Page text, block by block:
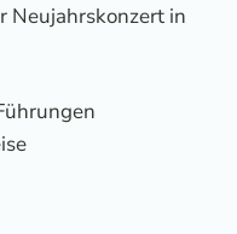
Neujahrskonzert in